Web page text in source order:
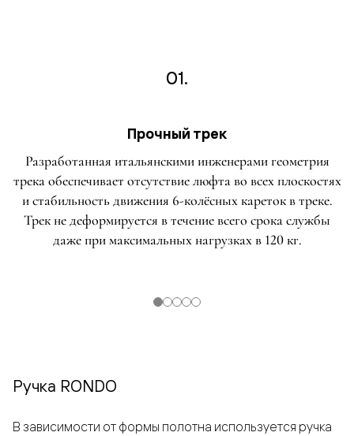
01.
Прочный трек
Разработанная итальянскими инженерами геометрия
трека обеспечивает отсутствие люфта во всех плоскостях
и стабильность движения 6-колёсных кареток в треке.
Трек не деформируется в течение всего срока службы
даже при максимальных нагрузках в 120 кг.
Ручка RONDO
В зависимости от формы полотна используется ручка